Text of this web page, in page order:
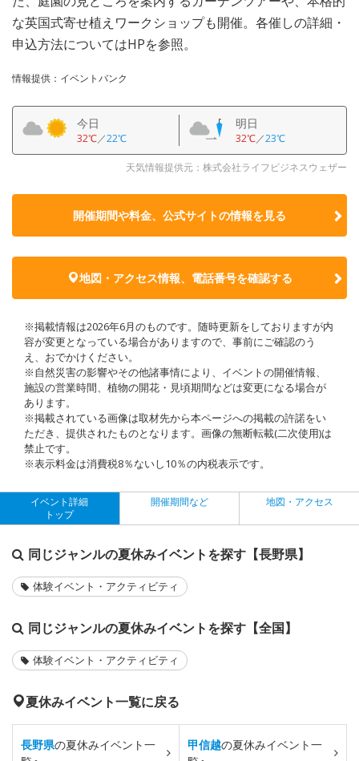
な英国式寄せ植えワークショップも開催。各催しの詳細・
申込方法についてはHPを参照。
情報提供：イベントバンク
今日
32℃／22℃
明日
32℃／23℃
天気情報提供元：株式会社ライフビジネスウェザー
開催期間や料金、公式サイトの情報を見る
地図・アクセス情報、電話番号を確認する
※掲載情報は2026年6月のものです。随時更新をしておりますが内
容が変更となっている場合がありますので、事前にご確認のう
え、おでかけください。
※自然災害の影響やその他諸事情により、イベントの開催情報、
施設の営業時間、植物の開花・見頃期間などは変更になる場合が
あります。
※掲載されている画像は取材先から本ページへの掲載の許諾をい
ただき、提供されたものとなります。画像の無断転載(二次使用)は
禁止です。
※表示料金は消費税8％ないし10％の内税表示です。
イベント詳細
トップ
開催期間など 地図・アクセス
同じジャンルの夏休みイベントを探す【長野県】
体験イベント・アクティビティ
同じジャンルの夏休みイベントを探す【全国】
体験イベント・アクティビティ
夏休みイベント一覧に戻る
長野県の夏休みイベント一
甲信越の夏休みイベント一